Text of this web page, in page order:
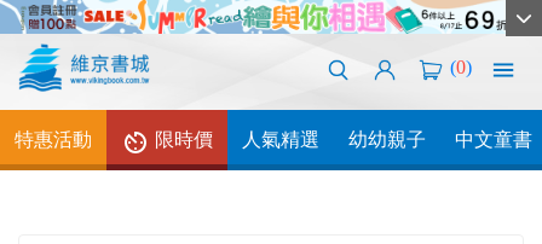
(0)
特惠活動 限時價 人氣精選 幼幼親子 中文童書